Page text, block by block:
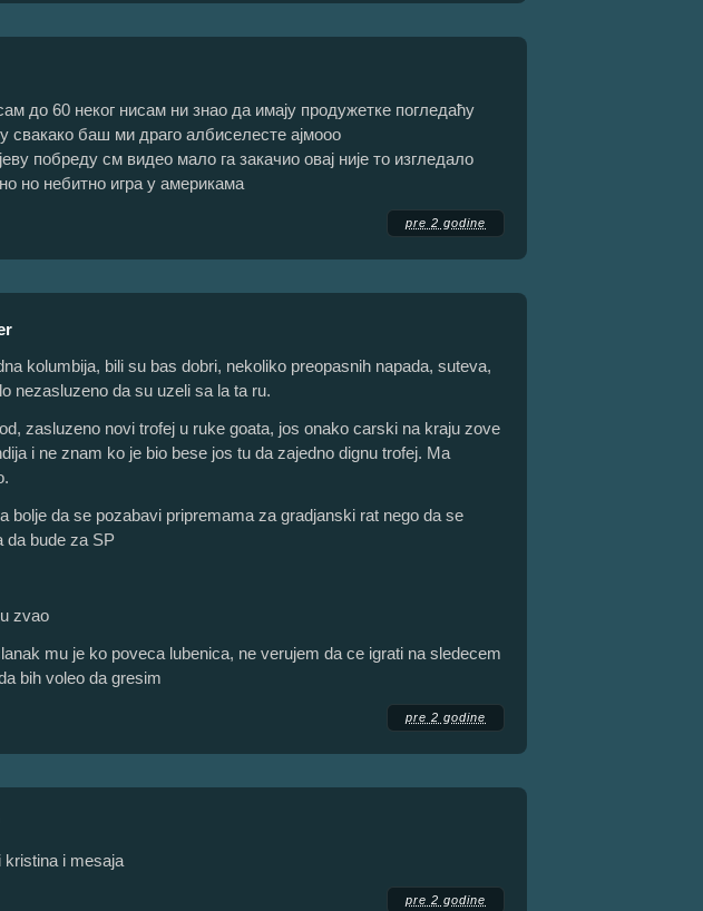
до 60 неког нисам ни знао да имају продужетке погледаћу
свакако баш ми драго албиселесте ајмооо
побреду см видео мало га закачио овај није то изгледало
но небитно игра у америкама
pre 2 godine
kolumbija, bili su bas dobri, nekoliko preopasnih napada, suteva,
nezasluzeno da su uzeli sa la ta ru.
zasluzeno novi trofej u ruke goata, jos onako carski na kraju zove
i ne znam ko je bio bese jos tu da zajedno dignu trofej. Ma
bolje da se pozabavi pripremama za gradjanski rat nego da se
da bude za SP
zvao
mu je ko poveca lubenica, ne verujem da ce igrati na sledecem
bih voleo da gresim
pre 2 godine
kristina i mesaja
pre 2 godine